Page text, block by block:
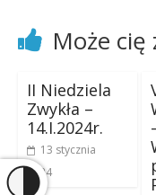
Może cię
II Niedziela
Zwykła –
14.I.2024r.
13 stycznia
2024